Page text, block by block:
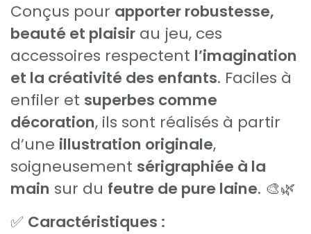
Conçus pour apporter robustesse,
beauté et plaisir au jeu, ces
accessoires respectent l’imagination
et la créativité des enfants. Faciles à
enfiler et superbes comme
décoration, ils sont réalisés à partir
d’une illustration originale,
soigneusement sérigraphiée à la
main sur du feutre de pure laine. 🎨🌿
✅ Caractéristiques :